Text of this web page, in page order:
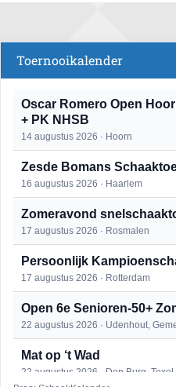
Toernooikalender
Oscar Romero Open
+ PK NHSB
14 augustus 2026 · Hoorn
Zesde Bomans
16 augustus 2026 · Haarlem
Zomeravond
17 augustus 2026 · Rosmalen
Persoonlijk
17 augustus 2026 · Rotterdam
Open 6e Senioren-50+
22 augustus 2026 · Udenhout,
Mat op ‘t Wad
22 augustus 2026 · Den Burg, Texel